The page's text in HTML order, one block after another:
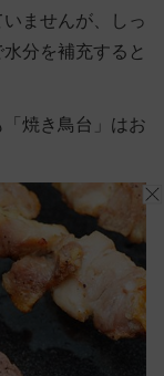
ませんが、しっ
分を補充すると
焼き鳥台」はお